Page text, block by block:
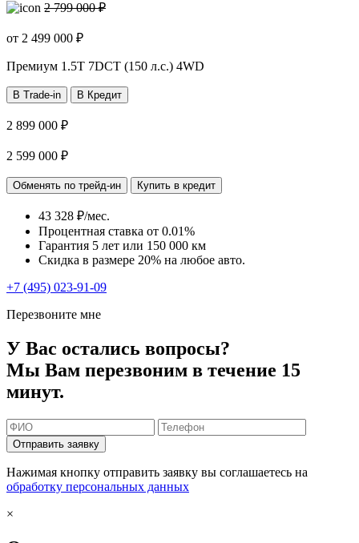
2 799 000 ₽
от 2 499 000 ₽
Премиум 1.5T 7DCT (150 л.с.) 4WD
В Trade-in В Кредит
2 899 000 ₽
2 599 000 ₽
Обменять по трейд-ин Купить в кредит
43 328 ₽/мес.
Процентная ставка от 0.01%
Гарантия 5 лет или 150 000 км
Скидка в размере 20% на любое авто.
+7 (495) 023-91-09
Перезвоните мне
У Вас остались вопросы?
Мы Вам перезвоним в течение 15
минут.
Отправить заявку
Нажимая кнопку отправить заявку вы соглашаетесь на
обработку персональных данных
×